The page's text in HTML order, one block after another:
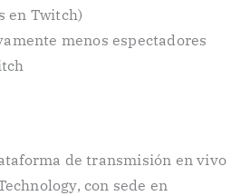
en Twitch)
menos espectadores
de transmisión en vivo
con sede en